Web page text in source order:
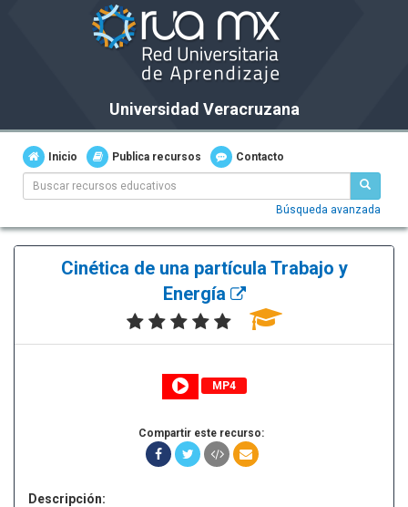
Universidad Veracruzana
Inicio Publica recursos Contacto
Búsqueda avanzada
Cinética de una partícula Trabajo y
Energía
MP4
Compartir este recurso:
Descripción: